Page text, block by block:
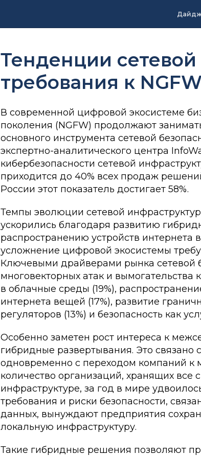
Тенденции сетевой
требования к
В современной цифровой экосистеме
поколения (NGFW) продолжают
основного инструмента сетевой
экспертно-аналитического центра
кибербезопасности сетевой
приходится до 40% всех продаж
России этот показатель достигает 58%.
Темпы эволюции сетевой
ускорились благодаря развитию
распространению устройств
усложнение цифровой экосистемы
Ключевыми драйверами рынка сетевой
многовекторных атак и вымогательства
в облачные среды (19%),
интернета вещей (17%), развитие
регуляторов (13%) и безопасность как
Особенно заметен рост интереса к
гибридные развертывания. Это связано
одновременно с переходом компаний
количество организаций, хранящих все
инфраструктуре, за год в мире
требования и риски безопасности,
данных, вынуждают предприятия
локальную инфраструктуру.
Такие гибридные решения позволяют